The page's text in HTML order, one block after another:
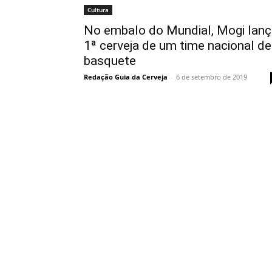
Cultura
No embalo do Mundial, Mogi
1ª cerveja de um time nacional de
basquete
Redação Guia da Cerveja - 6 de setembro de 2019